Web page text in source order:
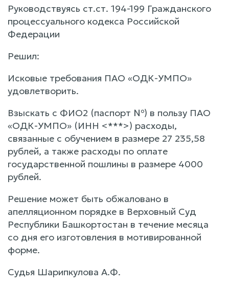
Руководствуясь ст.ст. 194-199 Гражданского
процессуального кодекса Российской
Федерации
Решил:
Исковые требования ПАО «ОДК-УМПО»
удовлетворить.
Взыскать с ФИО2 (паспорт №) в пользу ПАО
«ОДК-УМПО» (ИНН <***>) расходы,
связанные с обучением в размере 27 235,58
рублей, а также расходы по оплате
государственной пошлины в размере 4000
рублей.
Решение может быть обжаловано в
апелляционном порядке в Верховный Суд
Республики Башкортостан в течение месяца
со дня его изготовления в мотивированной
форме.
Судья Шарипкулова А.Ф.